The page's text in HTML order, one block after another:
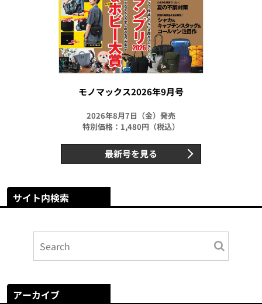
モノマックス2026年9月号
2026年8月7日（金）発売
特別価格：1,480円（税込）
最新号を見る
サイト内検索
アーカイブ